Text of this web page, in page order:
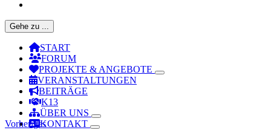
Gehe zu ...
START
FORUM
PROJEKTE & ANGEBOTE
VERANSTALTUNGEN
BEITRÄGE
K13
ÜBER UNS
KONTAKT
Vorheriges